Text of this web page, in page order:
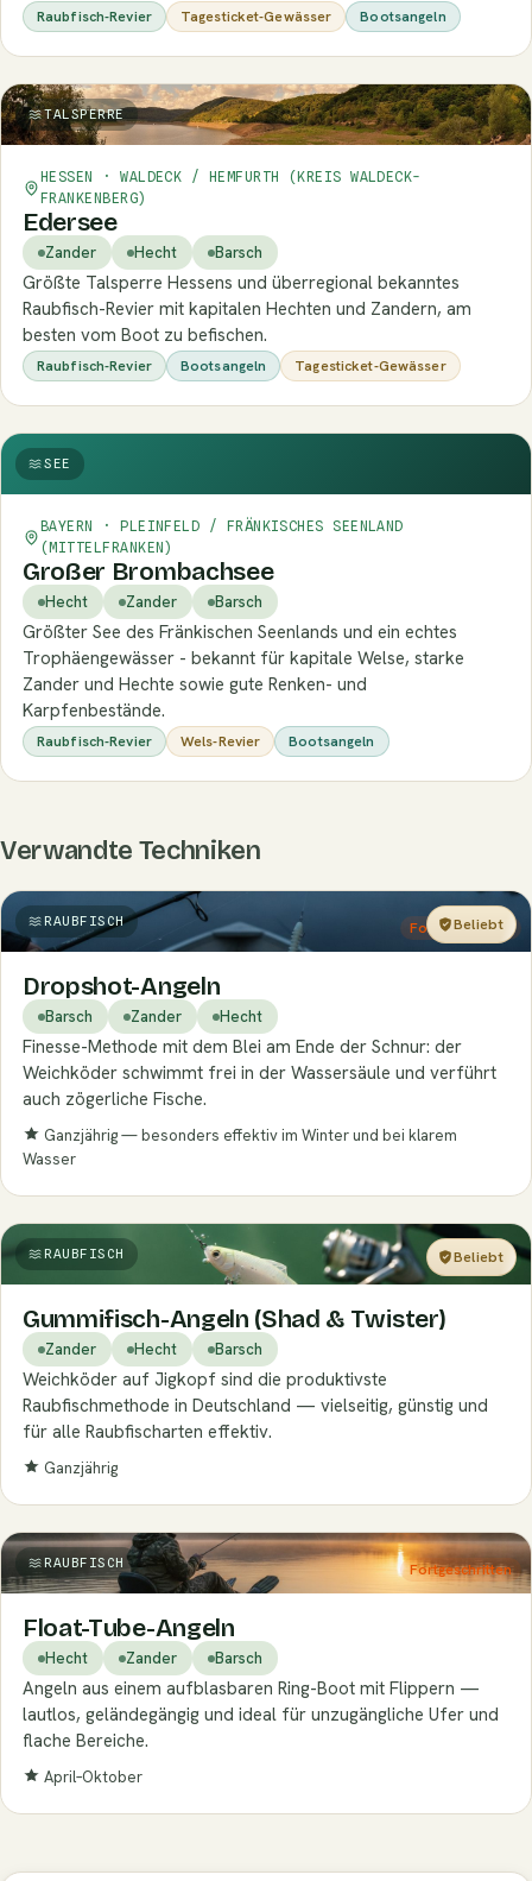
Raubfisch-Revier Tagesticket-Gewässer Bootsangeln
TALSPERRE
HESSEN · WALDECK / HEMFURTH (KREIS WALDECK-
FRANKENBERG)
Edersee
Zander Hecht Barsch
Größte Talsperre Hessens und überregional bekanntes
Raubfisch-Revier mit kapitalen Hechten und Zandern, am
besten vom Boot zu befischen.
Raubfisch-Revier Bootsangeln Tagesticket-Gewässer
SEE
BAYERN · PLEINFELD / FRÄNKISCHES SEENLAND
(MITTELFRANKEN)
Großer Brombachsee
Hecht Zander Barsch
Größter See des Fränkischen Seenlands und ein echtes
Trophäengewässer - bekannt für kapitale Welse, starke
Zander und Hechte sowie gute Renken- und
Karpfenbestände.
Raubfisch-Revier Wels-Revier Bootsangeln
Verwandte Techniken
RAUBFISCH Beliebt
Fortgeschritten
Dropshot-Angeln
Barsch Zander Hecht
Finesse-Methode mit dem Blei am Ende der Schnur: der
Weichköder schwimmt frei in der Wassersäule und verführt
auch zögerliche Fische.
Ganzjährig — besonders effektiv im Winter und bei klarem
Wasser
RAUBFISCH Beliebt
Einsteiger
Gummifisch-Angeln (Shad & Twister)
Zander Hecht Barsch
Weichköder auf Jigkopf sind die produktivste
Raubfischmethode in Deutschland — vielseitig, günstig und
für alle Raubfischarten effektiv.
Ganzjährig
RAUBFISCH Fortgeschritten
Float-Tube-Angeln
Hecht Zander Barsch
Angeln aus einem aufblasbaren Ring-Boot mit Flippern —
lautlos, geländegängig und ideal für unzugängliche Ufer und
flache Bereiche.
April–Oktober